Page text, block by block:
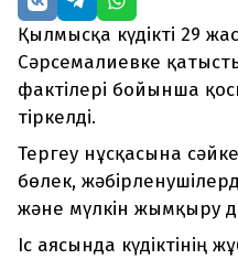
Қылмысқа күдікті 29
Сәрсемалиевке
фактілері бойынша
тіркелді.
Тергеу нұсқасына
бөлек,
және мүлкін жымқыру
Іс аясында күдіктінің